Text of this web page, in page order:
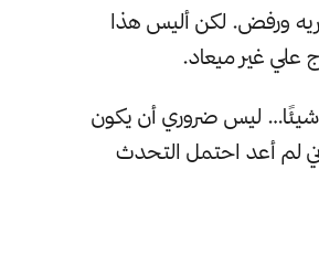
ورفض. لكن أليس هذا
علي غير ميعاد.
شيئًا… ليس ضروري أن يكون
لم أعد احتمل التحدث